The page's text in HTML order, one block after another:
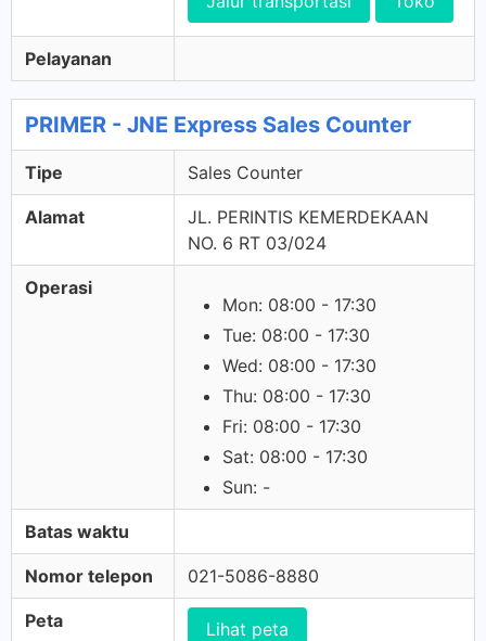
Pelayanan
PRIMER - JNE Express Sales Counter
Tipe Sales Counter
Alamat
JL. PERINTIS KEMERDEKAAN
NO. 6 RT 03/024
Operasi
Mon: 08:00 - 17:30
Tue: 08:00 - 17:30
Wed: 08:00 - 17:30
Thu: 08:00 - 17:30
Fri: 08:00 - 17:30
Sat: 08:00 - 17:30
Sun: -
Batas waktu
Nomor telepon 021-5086-8880
Peta Lihat peta